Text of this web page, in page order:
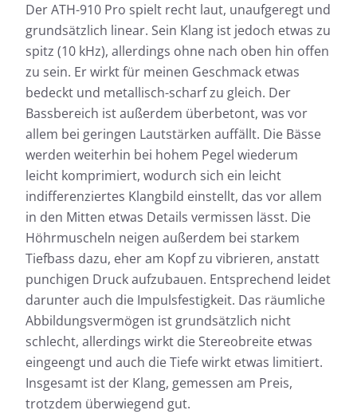
Der ATH-910 Pro spielt recht laut, unaufgeregt und
grundsätzlich linear. Sein Klang ist jedoch etwas zu
spitz (10 kHz), allerdings ohne nach oben hin offen
zu sein. Er wirkt für meinen Geschmack etwas
bedeckt und metallisch-scharf zu gleich. Der
Bassbereich ist außerdem überbetont, was vor
allem bei geringen Lautstärken auffällt. Die Bässe
werden weiterhin bei hohem Pegel wiederum
leicht komprimiert, wodurch sich ein leicht
indifferenziertes Klangbild einstellt, das vor allem
in den Mitten etwas Details vermissen lässt. Die
Höhrmuscheln neigen außerdem bei starkem
Tiefbass dazu, eher am Kopf zu vibrieren, anstatt
punchigen Druck aufzubauen. Entsprechend leidet
darunter auch die Impulsfestigkeit. Das räumliche
Abbildungsvermögen ist grundsätzlich nicht
schlecht, allerdings wirkt die Stereobreite etwas
eingeengt und auch die Tiefe wirkt etwas limitiert.
Insgesamt ist der Klang, gemessen am Preis,
trotzdem überwiegend gut.